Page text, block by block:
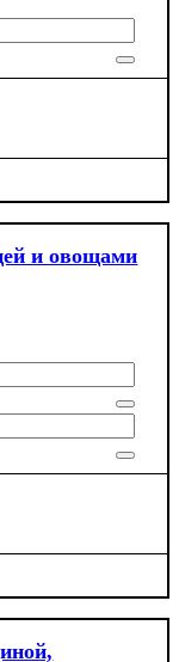
и овощами